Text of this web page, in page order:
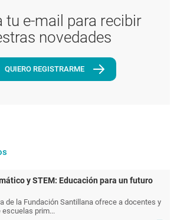
tu e-mail para recibir
novedades
QUIERO REGISTRARME
y STEM: Educación para un futuro
de la Fundación Santillana ofrece a docentes y
prim...